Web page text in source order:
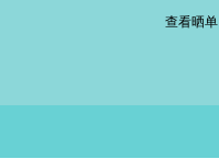
查看晒单